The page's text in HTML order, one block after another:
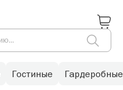
Гостиные Гардеробные